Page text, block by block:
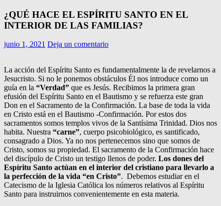
¿QUÉ HACE EL ESPÍRITU SANTO EN EL
INTERIOR DE LAS FAMILIAS?
junio 1, 2021 Deja un comentario
La acción del Espíritu Santo es fundamentalmente la de revelarnos a
Jesucristo. Si no le ponemos obstáculos Él nos introduce como un
guía en la “Verdad” que es Jesús. Recibimos la primera gran
efusión del Espíritu Santo en el Bautismo y se refuerza este gran
Don en el Sacramento de la Confirmación. La base de toda la vida
en Cristo está en el Bautismo -Confirmación. Por estos dos
sacramentos somos templos vivos de la Santísima Trinidad. Dios nos
habita. Nuestra “carne”, cuerpo psicobiológico, es santificado,
consagrado a Dios. Ya no nos pertenecemos sino que somos de
Cristo, somos su propiedad. El sacramento de la Confirmación hace
del discípulo de Cristo un testigo llenos de poder. Los dones del
Espíritu Santo actúan en el interior del cristiano para llevarlo a
la perfección de la vida “en Cristo”. Debemos estudiar en el
Catecismo de la Iglesia Católica los números relativos al Espíritu
Santo para instruirnos convenientemente en esta materia.